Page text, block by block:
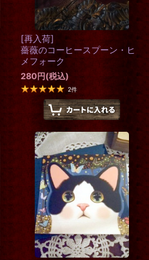
[再入荷]
薔薇のコーヒースプーン・ヒ
メフォーク
280円(税込)
2件